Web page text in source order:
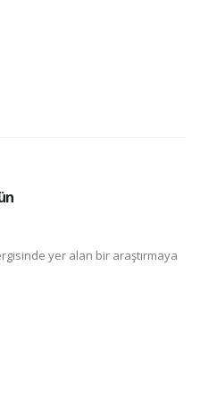
yer alan bir araştırmaya